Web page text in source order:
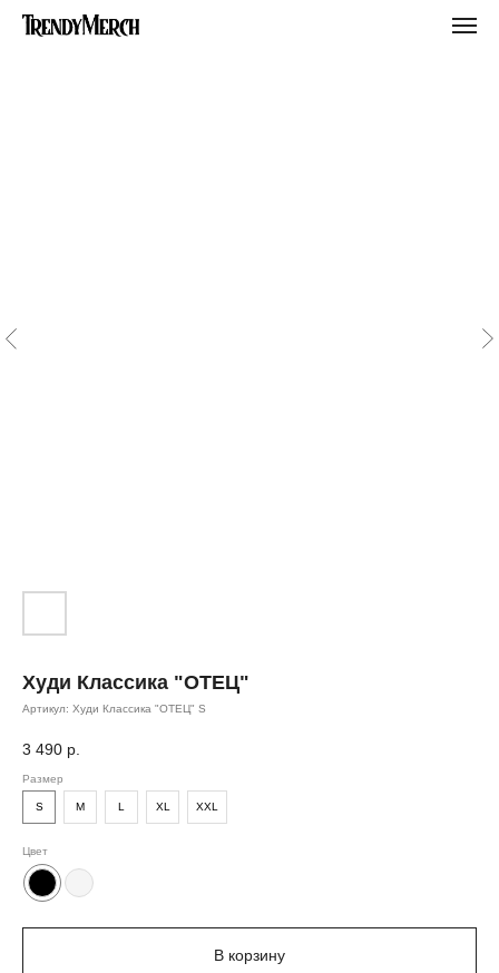
Худи Классика "ОТЕЦ"
Артикул: Худи Классика "ОТЕЦ" S
3 490 р.
Размер
S M L XL XXL
Цвет
В корзину